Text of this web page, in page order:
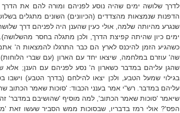
לדרך שלושה ימים שהיה נוסע לפניהם ומורה להם את הדרך
הדפנות שנמצאות מהצדדים (הכיוונים) השונים מתגלים
שנגרע מהיותה שלמה, אולי כעין שהענן היה לפניהם דרך
ימים כיון שהיתה קפיצת הדרך, ולכן מתגלה בחסר מהשלושה).
כשהגיע הזמן להיכנס לארץ הם כבר התרגלו להמצאות ה' אתם
שה' עוזרם במלחמה, שיצאו יחד עם הארון (עם שברי
שהגן עליהם במדבר כשארון ה' נסע לפניהם עם הענן; אלא
בגילוי שמעל הטבע, ולכן יצאו להילחם (בדרך הטבע) וישבו
עליהם במדבר. רש"י אמר בענני הכבוד: 'סוכות שאמר הכתוב
שיאמר 'סוכות שאמר הכתוב', למה מוסיף 'שהושיבם במדבר' זה
הפס'? אולי רמז בדבריו, שבסוכות ממש הסביר שעשו זאת '